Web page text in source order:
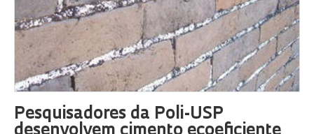
Pesquisadores da Poli-USP